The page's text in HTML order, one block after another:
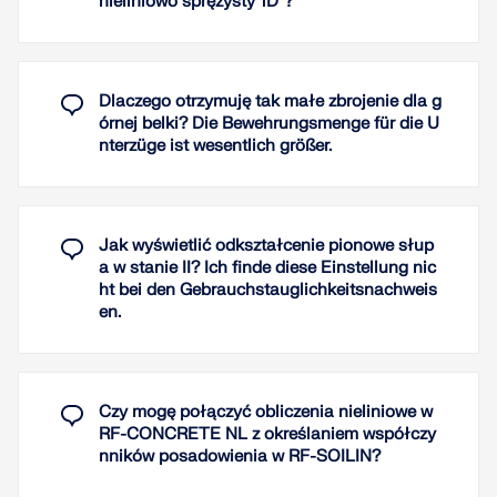
Ponadto można określić, które wartości wyników
mają być wyświetlane po obliczeniach nieliniowych
niezdeformowanego/nieodkształconego)
Szerokości, wysokości rys oraz rozstaw górnej i
dolnej powierzchni w głównych kierunkach I
oraz II
otulina i kierunek w każdym kierunku zbrojenia)
RF-CONCRETE Members:
Nieliniowa analiza deformacji konstrukcji
Dlaczego otrzymuję tak małe zbrojenie dla g
órnej belki? Die Bewehrungsmenge für die U
nterzüge ist wesentlich größer.
Jak wyświetlić odkształcenie pionowe słup
a w stanie II? Ich finde diese Einstellung nic
ht bei den Gebrauchstauglichkeitsnachweis
en.
Czy mogę połączyć obliczenia nieliniowe w
RF-CONCRETE NL z określaniem współczy
nników posadowienia w RF-SOILIN?